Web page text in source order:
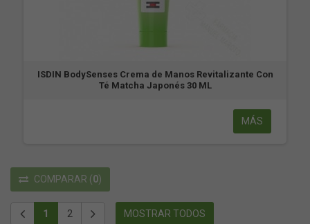
ISDIN BodySenses Crema de Manos Revitalizante Con
Té Matcha Japonés 30 ML
MÁS
COMPARAR (0)
1 2 MOSTRAR TODOS